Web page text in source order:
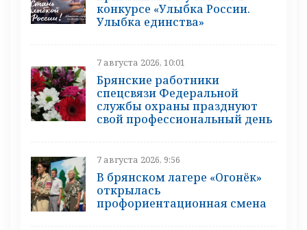
конкурсе «Улыбка России.
Улыбка единства»
7 августа 2026, 10:01
Брянские работники
спецсвязи Федеральной
службы охраны празднуют
свой профессиональный день
7 августа 2026, 9:56
В брянском лагере «Огонёк»
открылась
профориентационная смена